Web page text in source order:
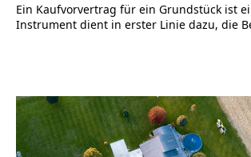
Ein Kaufvorvertrag für ein Grundstück ist
Instrument dient in erster Linie dazu, die